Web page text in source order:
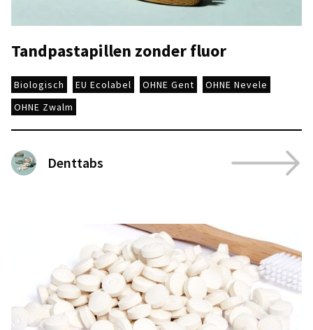
Tandpastapillen zonder fluor
Biologisch EU Ecolabel OHNE Gent
OHNE Nevele
OHNE Zwalm
Denttabs